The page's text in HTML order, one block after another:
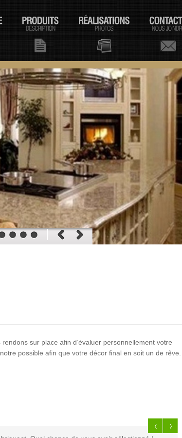
sur place afin d’évaluer personnellement votre
possible afin que votre décor final en soit un de rêve.